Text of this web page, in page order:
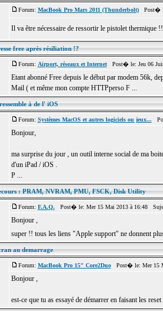
Forum: MacBook Pro Mars 2011 (Thunderbolt)Post�
Il va être nécessaire de ressortir le pistolet thermique
free après résiliation !?
Forum: Airport, réseaux et InternetPost� le: Jeu 06
Etant abonné Free depuis le début par modem 56k,
Mail ( et même mon compte HTTPperso F ...
à de l' iOS
Forum: Systèmes MacOS et autres logiciels ou jeux...
Bonjour,
ma surprise du jour , un outil interne social de ma
d'un iPad / iOS .
P ...
: PRAM, NVRAM, PMU, FSCK, Disk Utility
Forum: F.A.Q. Post� le: Mer 15 Mai 2013 à 16:48
Bonjour ,
super !! tous les liens "Apple support" ne donnent
au demarrage
Forum: MacBook Pro 15" Core2DuoPost� le: Mer 15
Bonjour ,
est-ce que tu as essayé de démarrer en faisant les